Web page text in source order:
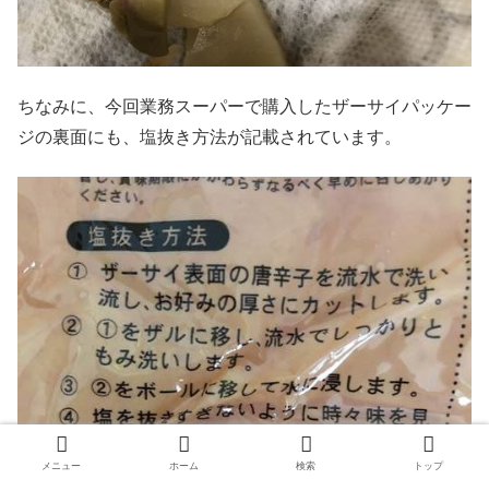
ちなみに、今回業務スーパーで購入したザーサイパッケー
ジの裏面にも、塩抜き方法が記載されています。
メニュー ホーム 検索 トップ